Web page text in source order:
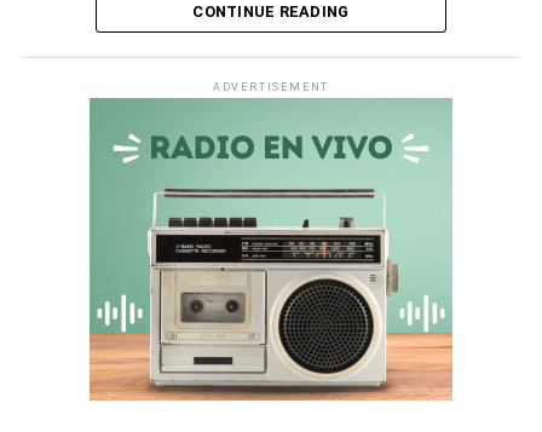
descolmatación adjudicado porS/ 70 000quedó
la nulidad del servicio debido a incompatibilidades en los
términos de referencia, dejando vulnerable a la zona.
Irregularidades en la
Municipalidad Distrital de San
Antonio
Informe de Visita de Control N° 017-2026-OCI/0446-
CONTINUE READING
ADVERTISEMENT